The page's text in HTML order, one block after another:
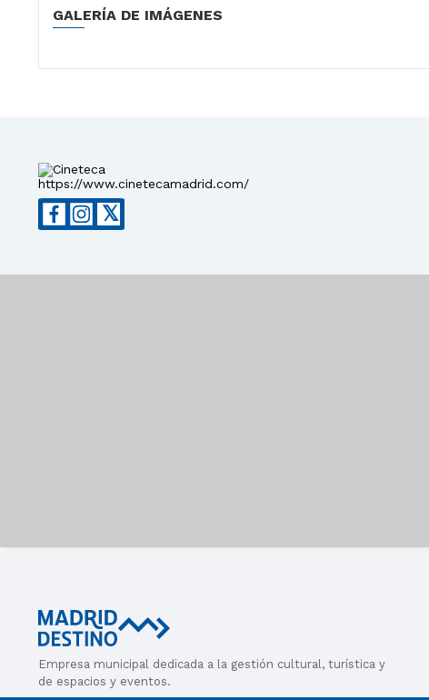
GALERÍA DE IMÁGENES
https://www.cinetecamadrid.com/
𝕏
Empresa municipal dedicada a la gestión cultural, turística y
de espacios y eventos.